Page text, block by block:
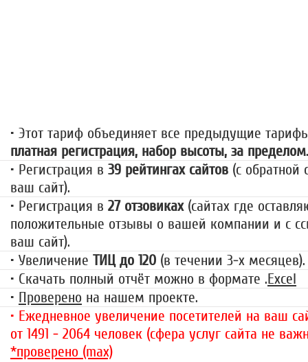
• Этот тариф объединяет все предыдущие
платная регистрация, набор высоты, за пределом.
• Регистрация в 39 рейтингах сайтов (с обратной
ваш сайт).
• Регистрация в 27 отзовиках(сайтах где
положительные отзывы о вашей компании и с
ваш сайт).
• Увеличение ТИЦ до 120 (в течении 3-х месяцев).
• Скачать полный отчёт можно в формате .Excel
• Проверено на нашем проекте.
• Ежедневное увеличение посетителей на ваш
от 1491 - 2064 человек (сфера услуг сайта не
*проверено (max)